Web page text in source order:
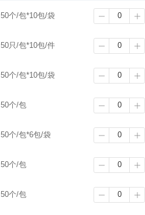
50个/包*10包/袋
50只/包*10包/件
50个/包*10包/袋
50个/包
50个/包*6包/袋
50个/包
50个/包